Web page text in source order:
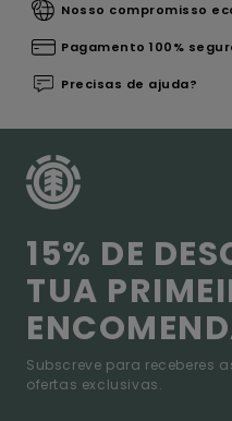
Nosso compromisso
Pagamento 100%
Precisas de ajuda?
15% DE
TUA
Subscreve para receberes
ofertas exclusivas.